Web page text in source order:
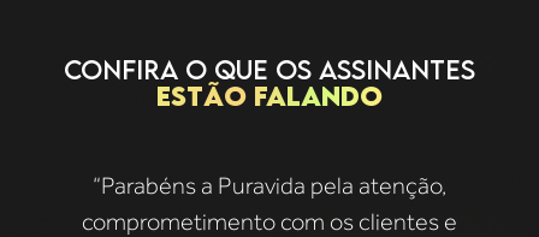
CONFIRA O QUE OS ASSINANTES
ESTÃO FALANDO
“Parabéns a Puravida pela atenção,
comprometimento com os clientes e